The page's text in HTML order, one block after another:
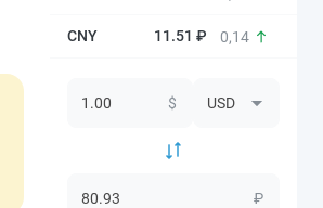
11.51 ₽ 0,14
$
₽